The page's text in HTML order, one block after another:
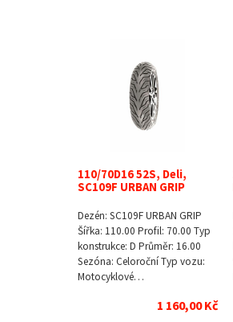
110/70D16 52S, Deli,
SC109F URBAN GRIP
Dezén: SC109F URBAN GRIP
Šířka: 110.00 Profil: 70.00 Typ
konstrukce: D Průměr: 16.00
Sezóna: Celoroční Typ vozu:
Motocyklové…
1 160,00 Kč